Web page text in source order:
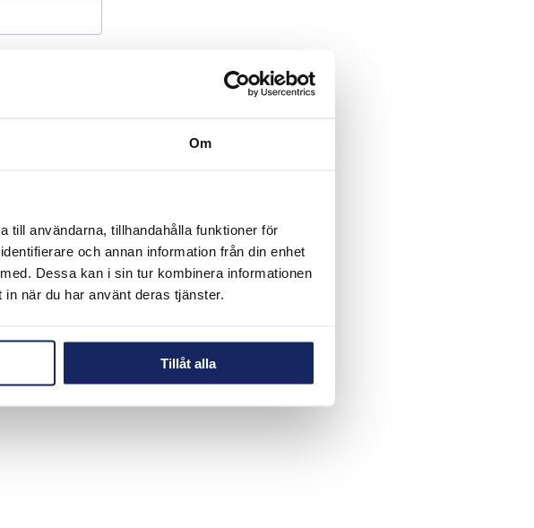
Om
till användarna, tillhandahålla funktioner för
och annan information från din enhet
Dessa kan i sin tur kombinera informationen
när du har använt deras tjänster.
Tillåt alla
. Denna